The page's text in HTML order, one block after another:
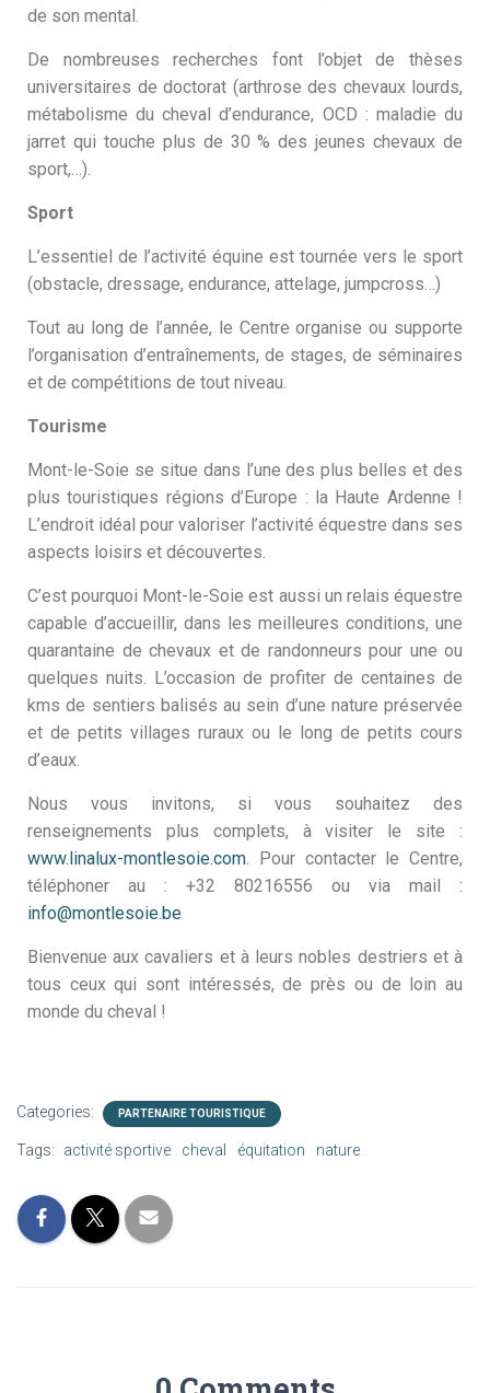
de son mental.
De nombreuses recherches font l’objet de thèses
universitaires de doctorat (arthrose des chevaux lourds,
métabolisme du cheval d’endurance, OCD : maladie du
jarret qui touche plus de 30 % des jeunes chevaux de
sport,…).
Sport
L’essentiel de l’activité équine est tournée vers le sport
(obstacle, dressage, endurance, attelage, jumpcross…)
Tout au long de l’année, le Centre organise ou supporte
l’organisation d’entraînements, de stages, de séminaires
et de compétitions de tout niveau.
Tourisme
Mont-le-Soie se situe dans l’une des plus belles et des
plus touristiques régions d’Europe : la Haute Ardenne !
L’endroit idéal pour valoriser l’activité équestre dans ses
aspects loisirs et découvertes.
C’est pourquoi Mont-le-Soie est aussi un relais équestre
capable d’accueillir, dans les meilleures conditions, une
quarantaine de chevaux et de randonneurs pour une ou
quelques nuits. L’occasion de profiter de centaines de
kms de sentiers balisés au sein d’une nature préservée
et de petits villages ruraux ou le long de petits cours
d’eaux.
Nous vous invitons, si vous souhaitez des
renseignements plus complets, à visiter le site :
www.linalux-montlesoie.com. Pour contacter le Centre,
téléphoner au : +32 80216556 ou via mail :
info@montlesoie.be
Bienvenue aux cavaliers et à leurs nobles destriers et à
tous ceux qui sont intéressés, de près ou de loin au
monde du cheval !
Categories: PARTENAIRE TOURISTIQUE
Tags: activité sportive cheval équitation nature